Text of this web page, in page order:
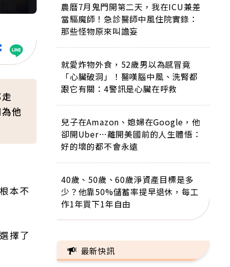
他
本不
擇了
農曆7月鬼門開第二天，我在ICU兼差
當驅魔師！急診醫師中風住院實錄：
那些怪物原來叫譫妄
就愛炸物外食，52歲男以為感冒竟
「心臟破洞」！醫嘆腦中風、洗腎都
跟它有關：4警訊是心臟在呼救
兒子在Amazon、媳婦在Google，他
卻開Uber…離開美國前的人生體悟：
好的壞的都不會永遠
40歲、50歲、60歲淨資產目標是多
少？他靠50%儲蓄率提早退休，每工
作1年買下1年自由
最新快訊